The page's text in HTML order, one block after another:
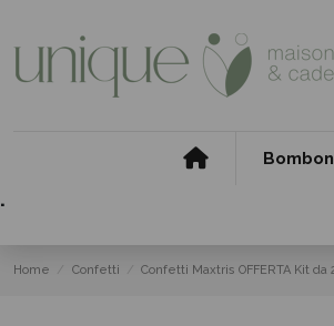
.
Home Confetti Confetti Maxtris OFFERTA Kit